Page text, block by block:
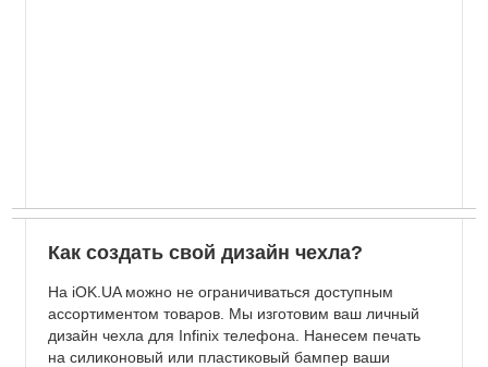
Как создать свой дизайн чехла?
На iOK.UA можно не ограничиваться доступным
ассортиментом товаров. Мы изготовим ваш личный
дизайн чехла для Infinix телефона. Нанесем печать
на силиконовый или пластиковый бампер ваши